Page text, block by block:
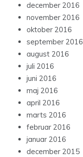
december 2016
november 2016
oktober 2016
september 2016
august 2016
juli 2016
juni 2016
maj 2016
april 2016
marts 2016
februar 2016
januar 2016
december 2015